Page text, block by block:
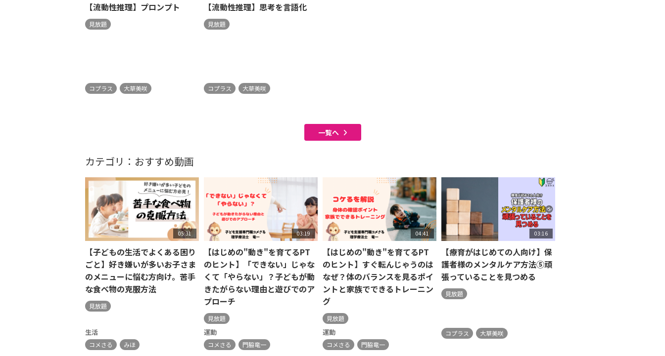
【流動性推理】プロンプト
見放題
コプラス 大草美咲
【流動性推理】思考を言語化
見放題
コプラス 大草美咲
一覧へ
カテゴリ：おすすめ動画
05:31
【子どもの生活でよくある困り
ごと】好き嫌いが多いお子さま
のメニューに悩む方向け。苦手
な食べ物の克服方法
見放題
生活
コメさる みほ
03:19
【はじめの"動き"を育てるPT
のヒント】「できない」じゃな
くて「やらない」？子どもが動
きたがらない理由と遊びでのア
プローチ
見放題
運動
コメさる 門脇竜一
04:41
【はじめの"動き"を育てるPT
のヒント】すぐ転んじゃうのは
なぜ？体のバランスを見るポイ
ントと家族でできるトレーニン
グ
見放題
運動
コメさる 門脇竜一
03:16
【療育がはじめての人向け】保
護者様のメンタルケア方法⑤頑
張っていることを見つめる
見放題
コプラス 大草美咲